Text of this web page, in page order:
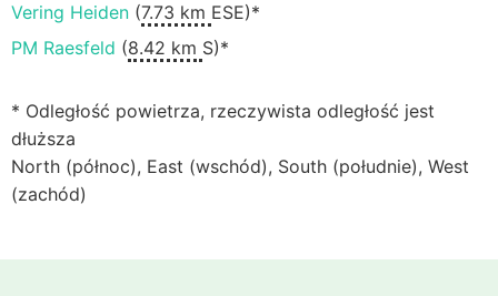
Vering Heiden (7.73 km ESE)*
PM Raesfeld (8.42 km S)*
* Odległość powietrza, rzeczywista odległość jest
dłuższa
North (północ), East (wschód), South (południe), West
(zachód)